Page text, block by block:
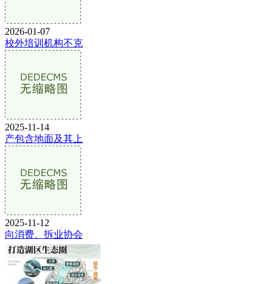
2026-01-07
校外培训机构不克
2025-11-14
产包含地面及其上
2025-11-12
向消费、拆业协会